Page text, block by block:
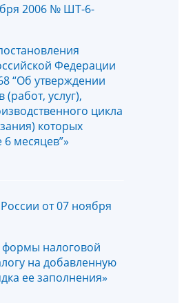
2006 № ШТ-6-
Федерации
“Об утверждении
услуг),
цикла
которых
месяцев”»
от 07 ноября
налоговой
на добавленную
ее заполнения»